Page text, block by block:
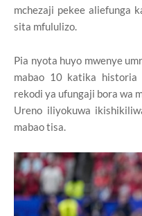
mchezaji pekee aliefunga
sita mfululizo.
Pia nyota huyo mwenye
mabao 10 katika historia
rekodi ya ufungaji bora wa
Ureno iliyokuwa
mabao tisa.